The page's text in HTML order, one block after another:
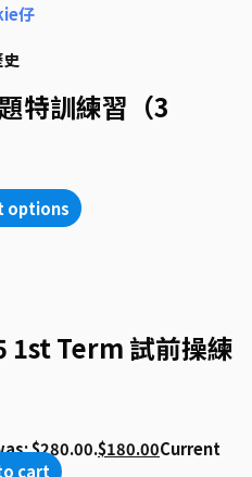
仔
特訓練習（3
options
1st Term 試前操練
$280.00.$180.00Current
cart